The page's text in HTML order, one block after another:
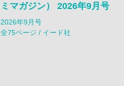
ミマガジン） 2026年9月号
2026年9月号
全75ページ / イード社